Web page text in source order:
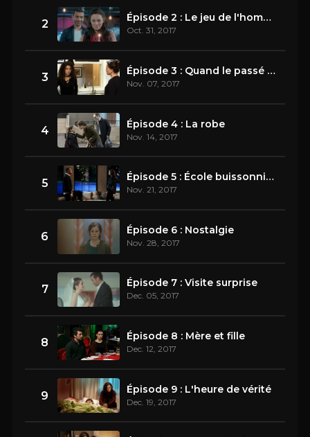
2 Épisode 2 : Le jeu de l'homme invisible
Oct. 31, 2017
3 Épisode 3 : Quand le passé nous rattrape
Nov. 07, 2017
4 Épisode 4 : La robe
Nov. 14, 2017
5 Épisode 5 : École buissonnière
Nov. 21, 2017
6 Épisode 6 : Nostalgie
Nov. 28, 2017
7 Épisode 7 : Visite surprise
Dec. 05, 2017
8 Épisode 8 : Mère et fille
Dec. 12, 2017
9 Épisode 9 : L'heure de vérité
Dec. 19, 2017